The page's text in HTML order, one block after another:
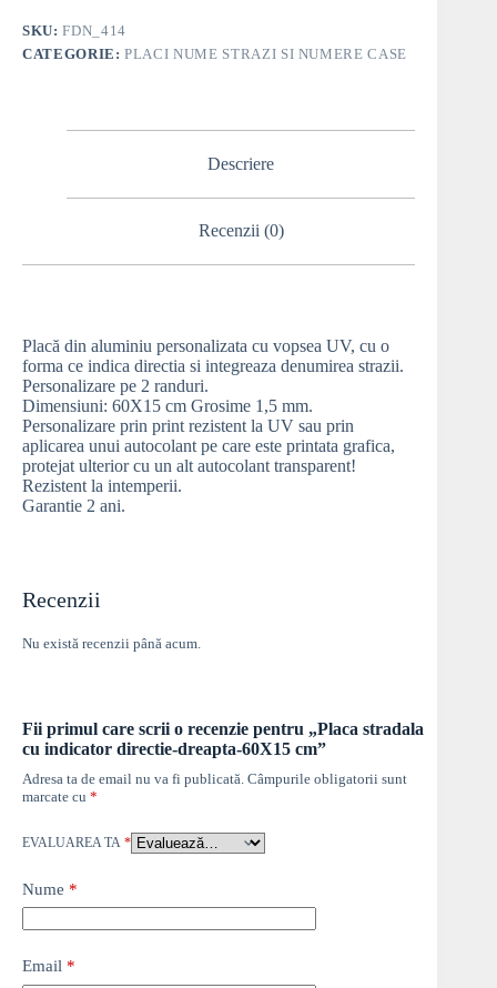
SKU:FDN_414
CATEGORIE:PLACI NUME STRAZI SI NUMERE CASE
Descriere
Recenzii (0)
Placă din aluminiu personalizata cu vopsea UV, cu o
forma ce indica directia si integreaza denumirea strazii.
Personalizare pe 2 randuri.
Dimensiuni: 60X15 cm Grosime 1,5 mm.
Personalizare prin print rezistent la UV sau prin
aplicarea unui autocolant pe care este printata grafica,
protejat ulterior cu un alt autocolant transparent!
Rezistent la intemperii.
Garantie 2 ani.
Recenzii
Nu există recenzii până acum.
Fii primul care scrii o recenzie pentru „Placa stradala
cu indicator directie-dreapta-60X15 cm”
Adresa ta de email nu va fi publicată. Câmpurile obligatorii sunt
marcate cu *
EVALUAREA TA *
Nume *
Email *